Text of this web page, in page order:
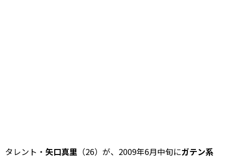
タレント・ 矢口真里 （26）が、2009年6月中旬にガテン系